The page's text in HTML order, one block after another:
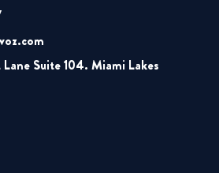
Lane Suite 104. Miami Lakes